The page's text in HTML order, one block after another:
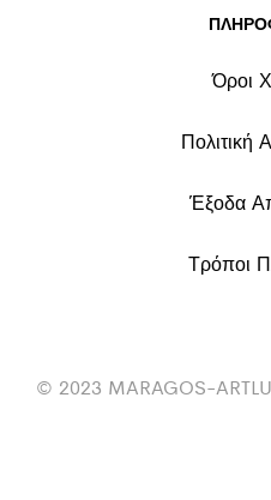
Όροι
Πολιτική
Έξοδα
Τρόποι
© 2023 MARAGOS-